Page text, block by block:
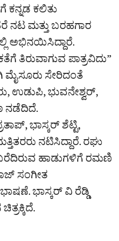
ಕನ್ನಡ ಕಲಿತು
ನಟ ಮತ್ತು ಬರಹಗಾರ
ಅಭಿನಯಿಸಿದ್ದಾರೆ.
ತಿರುವಾಗುವ ಪಾತ್ರವಿದು”
ಮೈಸೂರು ಸೇರಿದಂತೆ
ಉಡುಪಿ, ಭುವನೇಶ್ವರ್,
ನಡೆದಿದೆ.
ಭಾಸ್ಕರ್ ಶೆಟ್ಟಿ,
ನಟಿಸಿದ್ದಾರೆ. ರಘು
ಬರೆದಿರುವ ಹಾಡುಗಳಿಗೆ ರಮಣಿ
ಸಂಗೀತ
ಭಾಸ್ಕರ್ ವಿ ರೆಡ್ಡಿ